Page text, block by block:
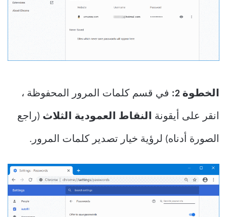
الخطوة 2: في قسم كلمات المرور المحفوظة ،
انقر على أيقونة النقاط العمودية الثلاث (راجع
الصورة أدناه) لرؤية خيار تصدير كلمات المرور.